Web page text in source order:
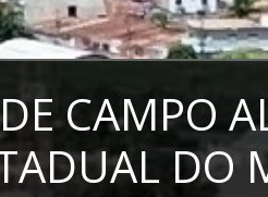
CAMPO
DO